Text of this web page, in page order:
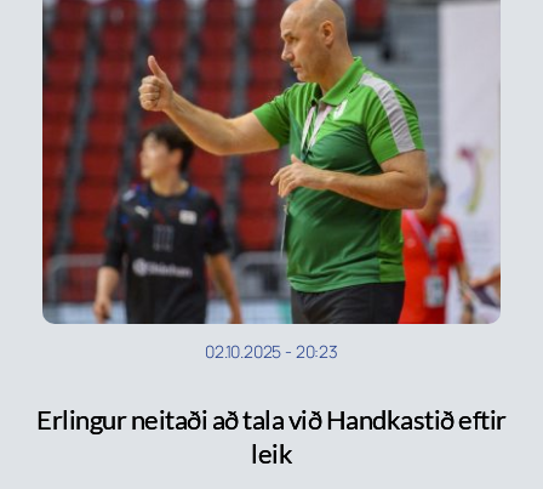
02.10.2025 - 20:23
Erlingur neitaði að tala við Handkastið eftir
leik